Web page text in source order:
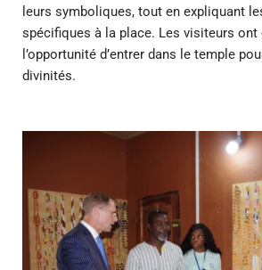
leurs symboliques, tout en expliquant
spécifiques à la place. Les visiteurs ont
l’opportunité d’entrer dans le temple
divinités.